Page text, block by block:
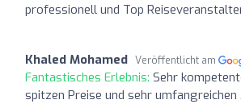
professionell und Top
Khaled Mohamed Veröffentlicht am
Fantastisches Erlebnis: Sehr
spitzen Preise und sehr umfangreichen